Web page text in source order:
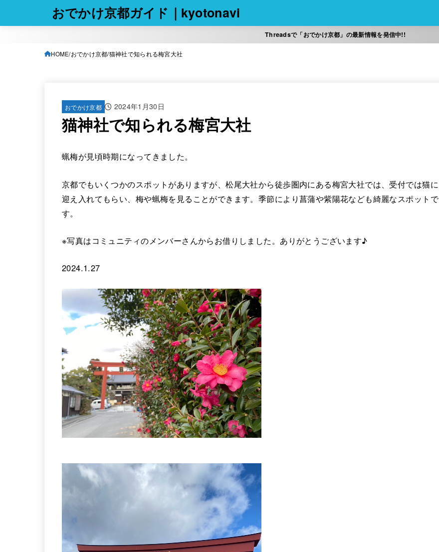
おでかけ京都ガイド｜kyotonavi
Threadsで「おでかけ京都」の最新情報を発信中!!
HOME おでかけ京都 猫神社で知られる梅宮大社
おでかけ京都 2024年1月30日
猫神社で知られる梅宮大社
蝋梅が見頃時期になってきました。
京都でもいくつかのスポットがありますが、松尾大社から徒歩圏内にある梅宮大社では、受付では猫に
迎え入れてもらい、梅や蝋梅を見ることができます。季節により菖蒲や紫陽花なども綺麗なスポットで
す。
※写真はコミュニティのメンバーさんからお借りしました。ありがとうございます♪
2024.1.27